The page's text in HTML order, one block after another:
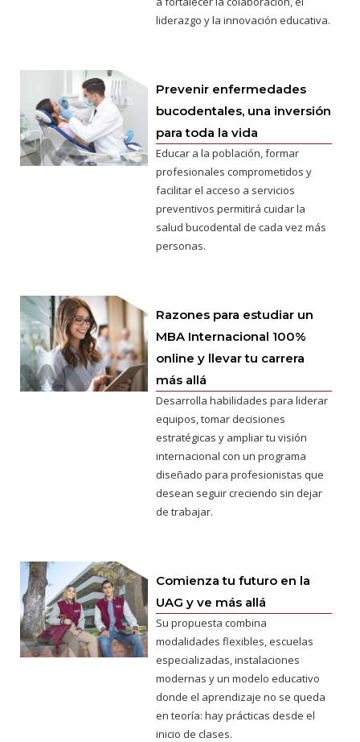
liderazgo y la innovación educativa.
Prevenir enfermedades
bucodentales, una inversión
para toda la vida
Educar a la población, formar
profesionales comprometidos y
facilitar el acceso a servicios
preventivos permitirá cuidar la
salud bucodental de cada vez más
personas.
Razones para estudiar un
MBA Internacional 100%
online y llevar tu carrera
más allá
Desarrolla habilidades para liderar
equipos, tomar decisiones
estratégicas y ampliar tu visión
internacional con un programa
diseñado para profesionistas que
desean seguir creciendo sin dejar
de trabajar.
Comienza tu futuro en la
UAG y ve más allá
Su propuesta combina
modalidades flexibles, escuelas
especializadas, instalaciones
modernas y un modelo educativo
donde el aprendizaje no se queda
en teoría: hay prácticas desde el
inicio de clases.